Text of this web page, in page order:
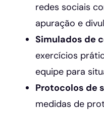
redes sociais
apuração e
Simulados de
exercícios
equipe para
Protocolos de
medidas de